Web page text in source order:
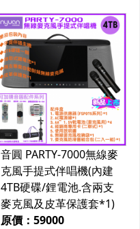
音圓 PARTY-7000無線麥
克風手提式伴唱機(內建
4TB硬碟/鋰電池.含兩支
麥克風及皮革保護套*1)
原價：59000